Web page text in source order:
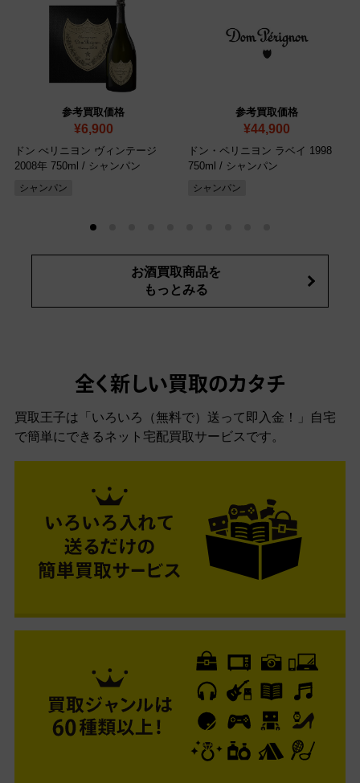
参考買取価格
¥6,900
ドン ぺリニヨン ヴィンテージ
2008年 750ml / シャンパン
シャンパン
参考買取価格
¥44,900
ドン・ペリニヨン ラベイ 1998
750ml / シャンパン
シャンパン
お酒買取商品を
もっとみる
全く新しい買取のカタチ
買取王子は「いろいろ（無料で）送って即入金！」自宅
で簡単にできるネット宅配買取サービスです。